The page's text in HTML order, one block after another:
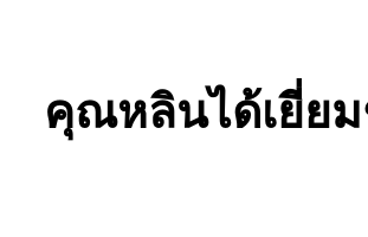
คุณหลินได้เยี่ย